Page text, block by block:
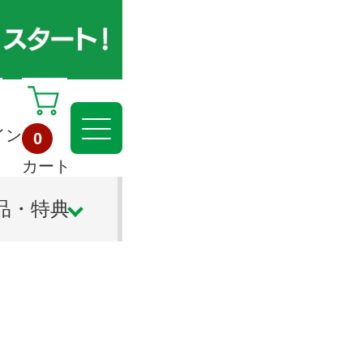
ン
0
カート
・特典